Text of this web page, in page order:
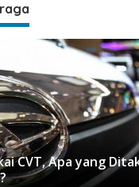
CVT, Apa yang